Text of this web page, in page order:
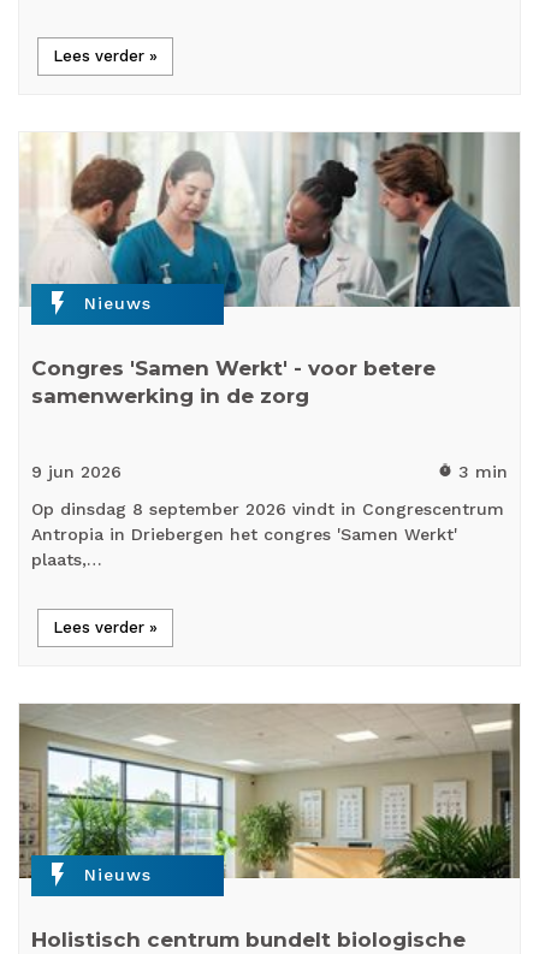
Lees verder »
flash_on Nieuws
Congres 'Samen Werkt' - voor betere
samenwerking in de zorg
9 jun 2026 timer 3 min
Op dinsdag 8 september 2026 vindt in Congrescentrum
Antropia in Driebergen het congres 'Samen Werkt'
plaats,…
Lees verder »
flash_on Nieuws
Holistisch centrum bundelt biologische